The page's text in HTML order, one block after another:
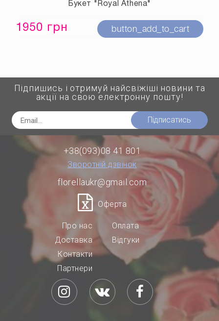
Букет "Royal Athena"
1950 грн button_add_to_cart
Підпишись і отримуй найсвіжіші новини та
акції на свою електронну пошту!
Підписатись
+38(093)08 41 801
Зворотній дзвінок
florellaukr@gmail.com
Оферта
Про нас
Доставка
Оплата
Відгуки
Контакти
Партнери